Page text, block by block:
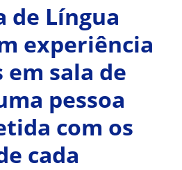
de Língua
experiência
em sala de
pessoa
com os
cada